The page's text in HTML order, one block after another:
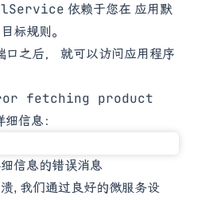
依赖于您在 应用默
标规则。
口之后， 就可以访问应用程序
fetching product
信息：
信息的错误消息
, 我们通过良好的微服务设